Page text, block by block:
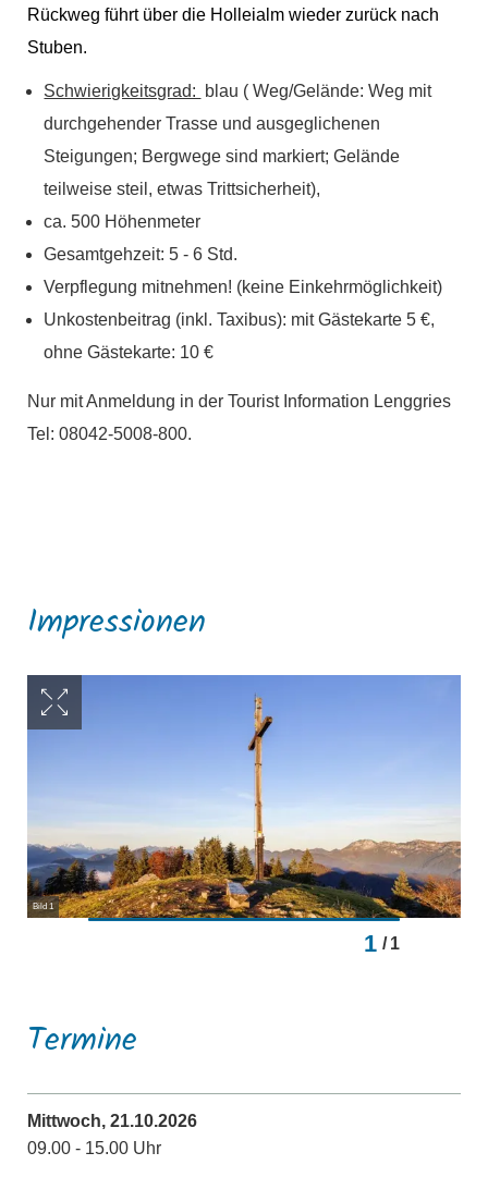
Rückweg führt über die Holleialm wieder zurück nach
Stuben.
Schwierigkeitsgrad:
blau ( Weg/Gelände: Weg mit
durchgehender Trasse und ausgeglichenen
Steigungen; Bergwege sind markiert; Gelände
teilweise steil, etwas Trittsicherheit),
ca. 500 Höhenmeter
Gesamtgehzeit: 5 - 6 Std.
Verpflegung mitnehmen! (keine Einkehrmöglichkeit)
Unkostenbeitrag (inkl. Taxibus): mit Gästekarte 5 €,
ohne Gästekarte: 10 €
Nur mit Anmeldung in der Tourist Information Lenggries
Tel: 08042-5008-800.
Impressionen
Bild 1
1 / 1
Termine
Mittwoch, 21.10.2026
09.00 - 15.00 Uhr